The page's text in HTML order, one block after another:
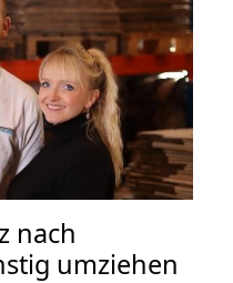
nach
umziehen